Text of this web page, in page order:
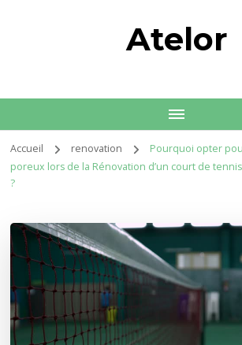
Atelor
Accueil renovation
Pourquoi opter
poreux lors de la Rénovation d’un court de
?